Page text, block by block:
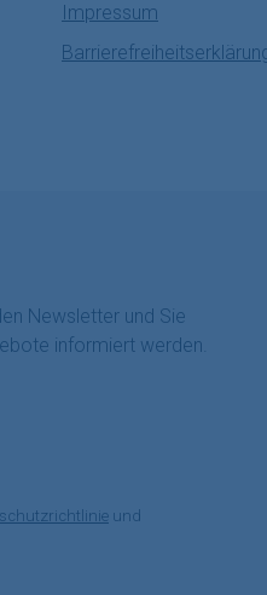
Impressum
Newsletter und Sie
informiert werden.
und